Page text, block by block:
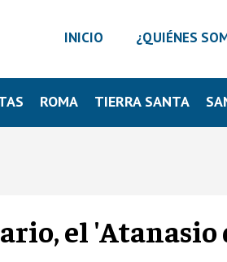
INICIO ¿QUIÉNES
ROMA TIERRA SANTA
el 'Atanasio